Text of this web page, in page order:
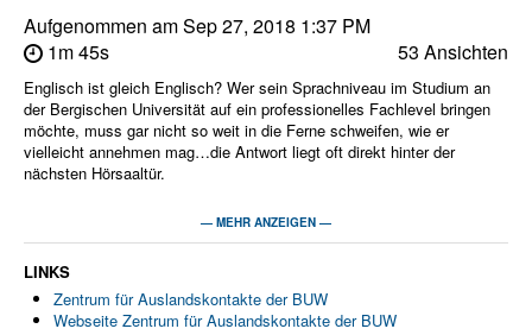
Aufgenommen amSep 27, 2018 1:37 PM
1m 45s
53 Ansichten
Englisch ist gleich Englisch? Wer sein Sprachniveau im Studium an
der Bergischen Universität auf ein professionelles Fachlevel bringen
möchte, muss gar nicht so weit in die Ferne schweifen, wie er
vielleicht annehmen mag…die Antwort liegt oft direkt hinter der
nächsten Hörsaaltür.
Informationen zu den Serviceleistungen des Zentrums für
Auslandskontakte der Schumpeter School of Business and
Auslandssemester, Summer Schools, englischsprachige
extrakurrikulare business- und karrierebezogene Angebote am
Campus finden Sie auf der Seite des Zentrums für Auslandskontakte.
— MEHR ANZEIGEN —
LINKS
Zentrum für Auslandskontakte der BUW
Webseite Zentrum für Auslandskontakte der BUW